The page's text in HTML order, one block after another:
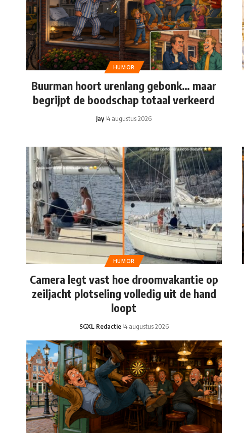
HUMOR
Buurman hoort urenlang gebonk… maar
begrijpt de boodschap totaal verkeerd
Jay 4 augustus 2026
HUMOR
Camera legt vast hoe droomvakantie op
zeiljacht plotseling volledig uit de hand
loopt
SGXL Redactie 4 augustus 2026